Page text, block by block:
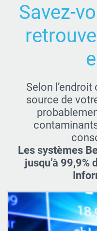
Savez-
Selon
source de
Les systèmes
jusqu’à 99,9%